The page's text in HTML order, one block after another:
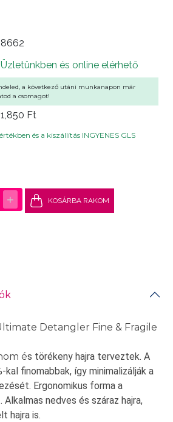
8662
Üzletünkben és online elérhető
a következő utáni munkanapon már
a csomagot!
1,850 Ft
értékben és a kiszállítás INGYENES GLS
+ KOSÁRBA RAKOM
Detangler Fine & Fragile
és törékeny hajra terveztek. A
kal finomabbak, így minimalizálják a
Ergonomikus forma a
nedves és száraz hajra,
hajra is.